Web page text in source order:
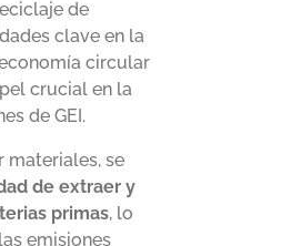
de
clave en la
circular
crucial en la
de GEI.
materiales, se
de extraer y
primas, lo
emisiones